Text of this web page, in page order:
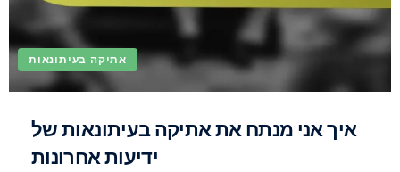
אתיקה בעיתונאות
איך אני מנתח את אתיקה בעיתונאות של
ידיעות אחרונות